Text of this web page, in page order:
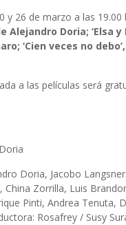
y 26 de marzo a las
Alejandro Doria; ‘Elsa
‘Cien veces no
a las películas será
Doria, Jacobo
China Zorrilla, Luis
Pinti, Andrea Tenuta,
Rosafrey / Susy